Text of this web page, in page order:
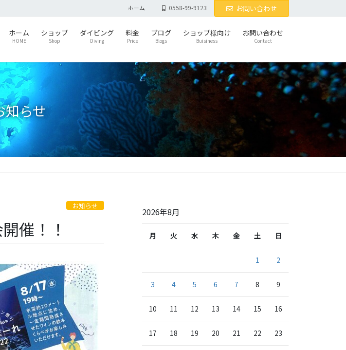
ホーム 0558-99-9123 お問い合わせ
ホーム
HOME
ショップ
Shop
ダイビング
Diving
料金
Price
ブログ
Blogs
ショップ様向け
Buisiness
お問い合わせ
Contact
知らせ
お知らせ
催！！
2026年8月
月 火 水 木 金 土 日
1 2
3 4 5 6 7 8 9
10 11 12 13 14 15 16
17 18 19 20 21 22 23